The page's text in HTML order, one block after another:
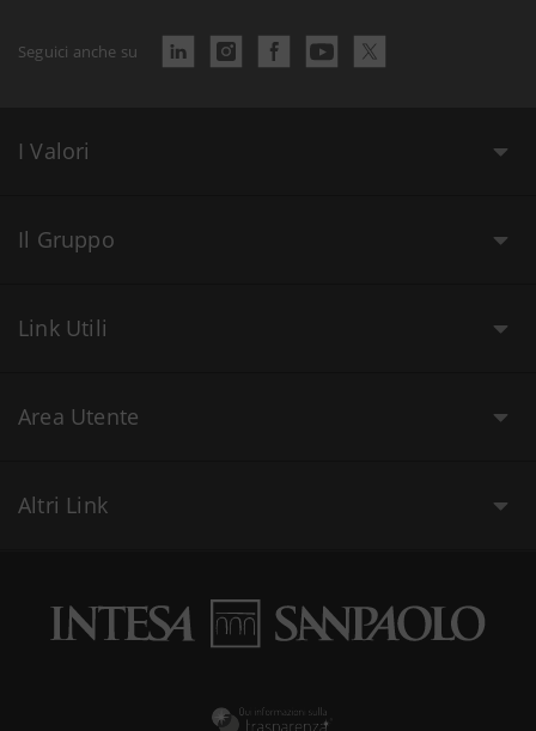
Seguici anche su
I Valori
Il Gruppo
Link Utili
Area Utente
Altri Link